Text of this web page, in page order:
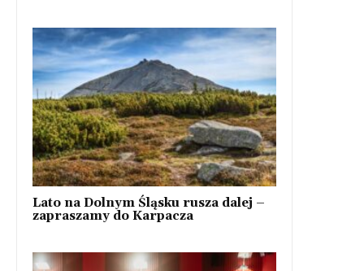
Lato na Dolnym Śląsku rusza dalej –
zapraszamy do Karpacza